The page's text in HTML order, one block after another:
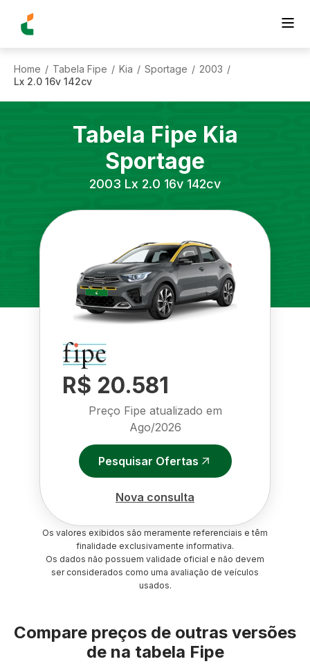
Home / Tabela Fipe / Kia / Sportage / 2003 /
Lx 2.0 16v 142cv
Tabela Fipe Kia
Sportage
2003 Lx 2.0 16v 142cv
R$ 20.581
Preço Fipe atualizado em
Ago/2026
Pesquisar Ofertas
Nova consulta
Os valores exibidos são meramente referenciais e têm
finalidade exclusivamente informativa.
Os dados não possuem validade oficial e não devem
ser considerados como uma avaliação de veículos
usados.
Compare preços de outras versões
de na tabela Fipe